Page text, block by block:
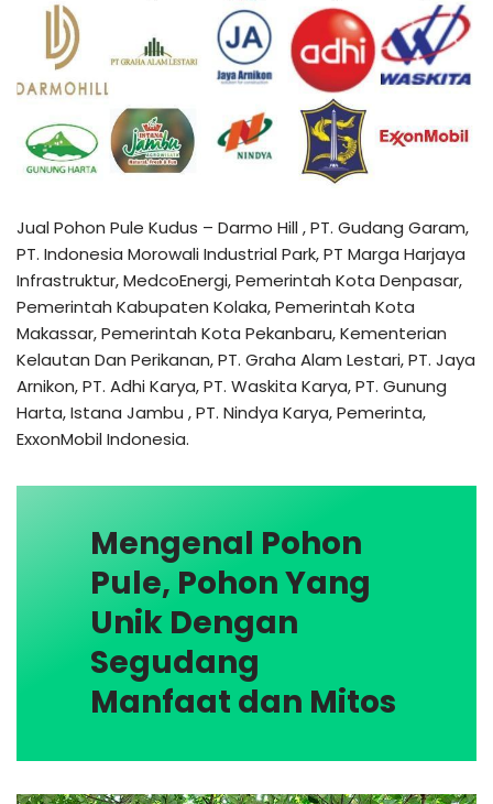
Jual Pohon Pule Kudus – Darmo Hill , PT. Gudang Garam,
PT. Indonesia Morowali Industrial Park, PT Marga Harjaya
Infrastruktur, MedcoEnergi, Pemerintah Kota Denpasar,
Pemerintah Kabupaten Kolaka, Pemerintah Kota
Makassar, Pemerintah Kota Pekanbaru, Kementerian
Kelautan Dan Perikanan, PT. Graha Alam Lestari, PT. Jaya
Arnikon, PT. Adhi Karya, PT. Waskita Karya, PT. Gunung
Harta, Istana Jambu , PT. Nindya Karya, Pemerinta,
ExxonMobil Indonesia.
Mengenal Pohon
Pule, Pohon Yang
Unik Dengan
Segudang
Manfaat dan Mitos